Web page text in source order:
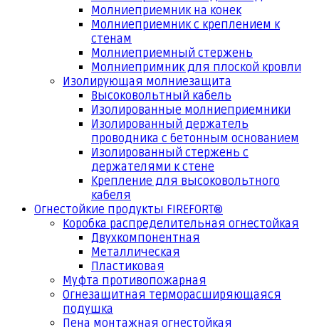
Молниеприемник на конек
Молниеприемник с креплением к
стенам
Молниеприемный стержень
Молниепримник для плоской кровли
Изолирующая молниезащита
Высоковольтный кабель
Изолированные молниеприемники
Изолированный держатель
проводника с бетонным основанием
Изолированный стержень с
держателями к стене
Крепление для высоковольтного
кабеля
Огнестойкие продукты FIREFORT®
Коробка распределительная огнестойкая
Двухкомпонентная
Металлическая
Пластиковая
Муфта противопожарная
Огнезащитная терморасширяющаяся
подушка
Пена монтажная огнестойкая